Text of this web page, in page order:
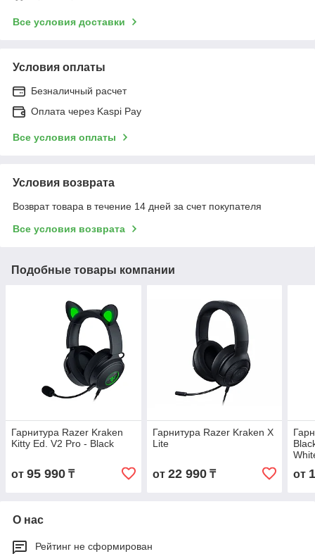
Все условия доставки
Условия оплаты
Безналичный расчет
Оплата через Kaspi Pay
Все условия оплаты
Условия возврата
Возврат товара в течение 14 дней за счет покупателя
Все условия возврата
Подобные товары компании
Гарнитура Razer Kraken
Kitty Ed. V2 Pro - Black
от 95 990 ₸
Гарнитура Razer Kraken X
Lite
от 22 990₸ от
О нас
Рейтинг не сформирован